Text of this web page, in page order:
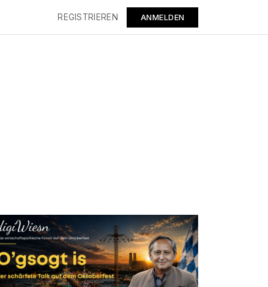
REGISTRIEREN ANMELDEN